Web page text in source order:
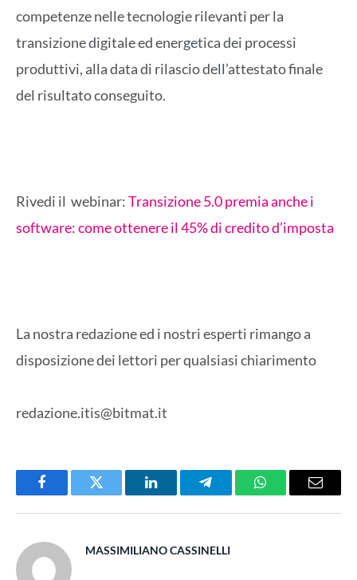
competenze nelle tecnologie rilevanti per la
transizione digitale ed energetica dei processi
produttivi, alla data di rilascio dell’attestato finale
del risultato conseguito.
Rivedi il webinar:Transizione 5.0 premia anche i
software: come ottenere il 45% di credito d’imposta
La nostra redazione ed i nostri esperti rimango a
disposizione dei lettori per qualsiasi chiarimento
redazione.itis@bitmat.it
FacebookTwitter LinkedInTelegramWhatsAppEmail
MASSIMILIANO CASSINELLI